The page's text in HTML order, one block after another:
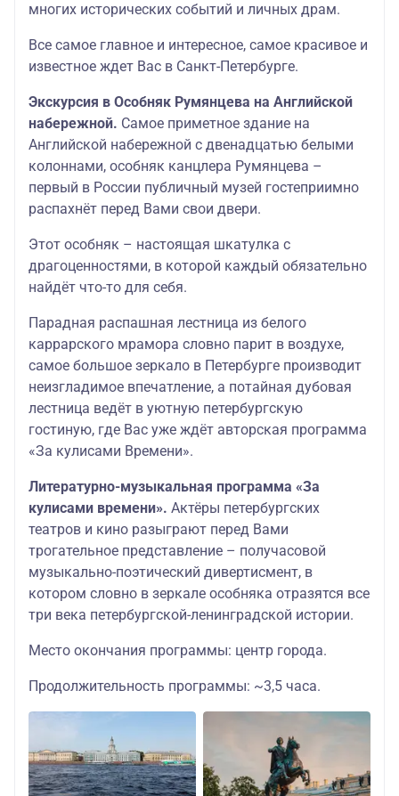
многих исторических событий и личных драм.
Все самое главное и интересное, самое красивое и
известное ждет Вас в Санкт-Петербурге.
Экскурсия в Особняк Румянцева на Английской
набережной. Самое приметное здание на
Английской набережной с двенадцатью белыми
колоннами, особняк канцлера Румянцева –
первый в России публичный музей гостеприимно
распахнёт перед Вами свои двери.
Этот особняк – настоящая шкатулка с
драгоценностями, в которой каждый обязательно
найдёт что-то для себя.
Парадная распашная лестница из белого
каррарского мрамора словно парит в воздухе,
самое большое зеркало в Петербурге производит
неизгладимое впечатление, а потайная дубовая
лестница ведёт в уютную петербургскую
гостиную, где Вас уже ждёт авторская программа
«За кулисами Времени».
Литературно-музыкальная программа «За
кулисами времени». Актёры петербургских
театров и кино разыграют перед Вами
трогательное представление – получасовой
музыкально-поэтический дивертисмент, в
котором словно в зеркале особняка отразятся все
три века петербургской-ленинградской истории.
Место окончания программы: центр города.
Продолжительность программы: ~3,5 часа.